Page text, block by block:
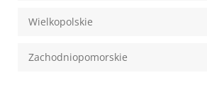
Wielkopolskie
Zachodniopomorskie